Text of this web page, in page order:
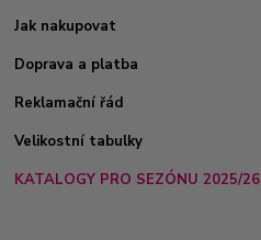
Jak nakupovat
Doprava a platba
Reklamační řád
Velikostní tabulky
KATALOGY PRO SEZÓNU 2025/26